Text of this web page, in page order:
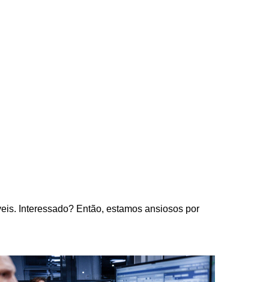
Interessado? Então, estamos ansiosos por